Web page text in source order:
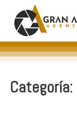
Categoría: